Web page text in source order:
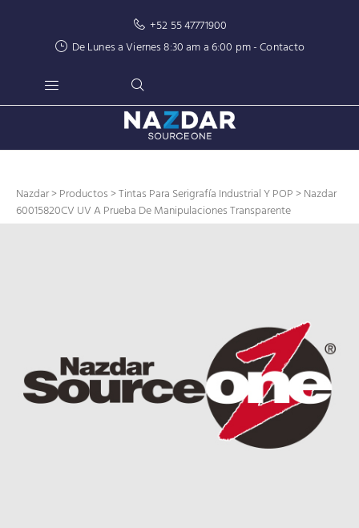
+52 55 47771900
De Lunes a Viernes 8:30 am a 6:00 pm -Contacto
Nazdar>Productos>Tintas Para Serigrafía Industrial Y POP> Nazdar
60015820CV UV A Prueba De Manipulaciones Transparente